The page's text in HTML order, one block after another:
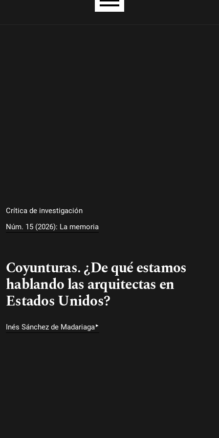
Crítica de investigación
Núm. 15 (2026): La memoria
Coyunturas. ¿De qué estamos
hablando las arquitectas en
Estados Unidos?
Inés Sánchez de Madariaga▸